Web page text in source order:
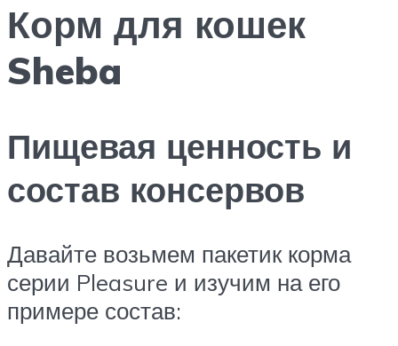
Корм для кошек
Sheba
Пищевая ценность и
состав консервов
Давайте возьмем пакетик корма
серии Pleasure и изучим на его
примере состав: